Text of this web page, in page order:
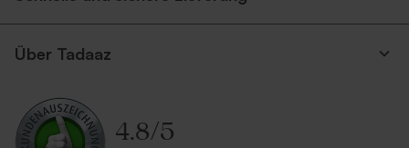
Über Tadaaz
4.8/5